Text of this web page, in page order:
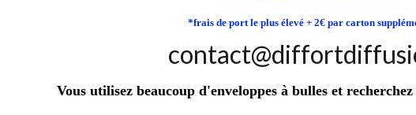
*frais de port le plus élevé + 2€ par carton
Vous utilisez beaucoup d'enveloppes à bulles et